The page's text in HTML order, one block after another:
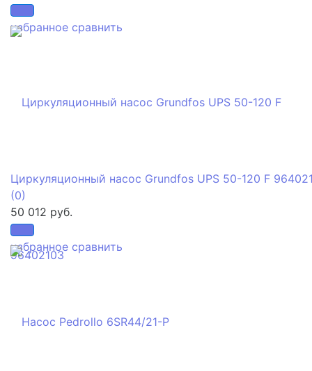
избранное сравнить
избранное сравнить
Циркуляционный насос Grundfos UPS 50-120 F
(0)
50 012 руб.